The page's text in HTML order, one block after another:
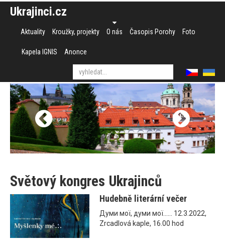
Ukrajinci.cz
Aktuality Kroužky, projekty O nás Časopis Porohy Foto
Kapela IGNIS Anonce
Světový kongres Ukrajinců
Hudebně literární večer
Думи мої, думи мої...... 12.3.2022,
Zrcadlová kaple, 16.00 hod